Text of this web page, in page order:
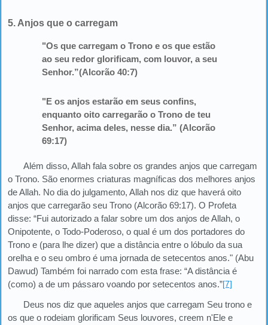
5. Anjos que o carregam
"Os que carregam o Trono e os que estão
ao seu redor glorificam, com louvor, a seu
Senhor.”(Alcorão 40:7)
"E os anjos estarão em seus confins,
enquanto oito carregarão o Trono de teu
Senhor, acima deles, nesse dia.” (Alcorão
69:17)
Além disso, Allah fala sobre os grandes anjos que carregam
o Trono. São enormes criaturas magníficas dos melhores anjos
de Allah. No dia do julgamento, Allah nos diz que haverá oito
anjos que carregarão seu Trono (Alcorão 69:17). O Profeta
disse: “Fui autorizado a falar sobre um dos anjos de Allah, o
Onipotente, o Todo-Poderoso, o qual é um dos portadores do
Trono e (para lhe dizer) que a distância entre o lóbulo da sua
orelha e o seu ombro é uma jornada de setecentos anos." (Abu
Dawud) Também foi narrado com esta frase: “A distância é
(como) a de um pássaro voando por setecentos anos.”[7]
Deus nos diz que aqueles anjos que carregam Seu trono e
os que o rodeiam glorificam Seus louvores, creem n'Ele e